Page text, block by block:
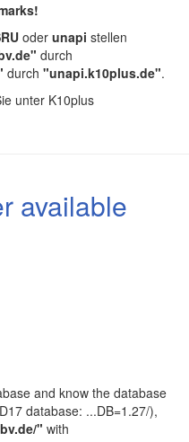
oder unapi stellen
durch
durch "unapi.k10plus.de".
unter K10plus
available
and know the database
database: ...DB=1.27/),
" with